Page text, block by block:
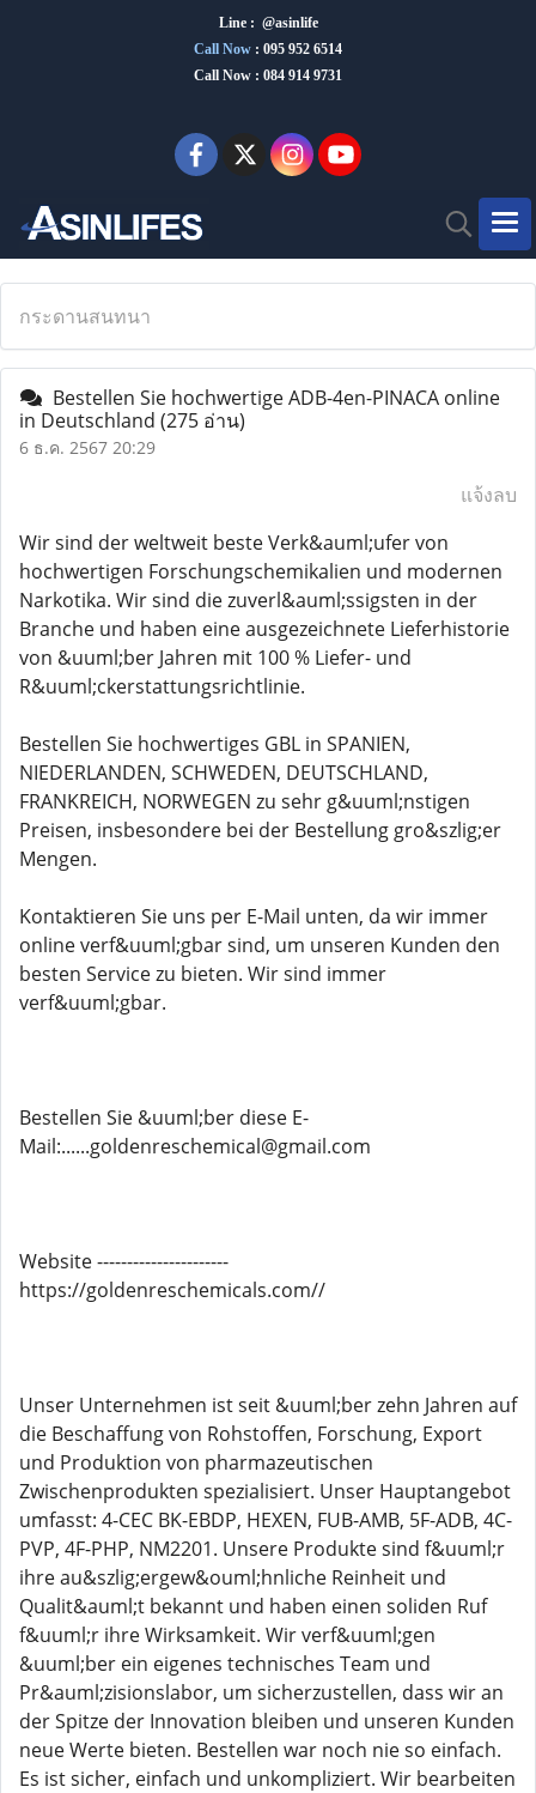
Line : @asinlife
Call Now : 095 952 6514
Call Now : 084 914 9731
กระดานสนทนา
Bestellen Sie hochwertige ADB-4en-PINACA online
in Deutschland (275 อ่าน)
6 ธ.ค. 2567 20:29
แจ้งลบ
Wir sind der weltweit beste Verk&auml;ufer von
hochwertigen Forschungschemikalien und modernen
Narkotika. Wir sind die zuverl&auml;ssigsten in der
Branche und haben eine ausgezeichnete Lieferhistorie
von &uuml;ber Jahren mit 100 % Liefer- und
R&uuml;ckerstattungsrichtlinie.
Bestellen Sie hochwertiges GBL in SPANIEN,
NIEDERLANDEN, SCHWEDEN, DEUTSCHLAND,
FRANKREICH, NORWEGEN zu sehr g&uuml;nstigen
Preisen, insbesondere bei der Bestellung gro&szlig;er
Mengen.
Kontaktieren Sie uns per E-Mail unten, da wir immer
online verf&uuml;gbar sind, um unseren Kunden den
besten Service zu bieten. Wir sind immer
verf&uuml;gbar.
Bestellen Sie &uuml;ber diese E-
Mail:......goldenreschemical@gmail.com
Website ----------------------
https://goldenreschemicals.com//
Unser Unternehmen ist seit &uuml;ber zehn Jahren auf
die Beschaffung von Rohstoffen, Forschung, Export
und Produktion von pharmazeutischen
Zwischenprodukten spezialisiert. Unser Hauptangebot
umfasst: 4-CEC BK-EBDP, HEXEN, FUB-AMB, 5F-ADB, 4C-
PVP, 4F-PHP, NM2201. Unsere Produkte sind f&uuml;r
ihre au&szlig;ergew&ouml;hnliche Reinheit und
Qualit&auml;t bekannt und haben einen soliden Ruf
f&uuml;r ihre Wirksamkeit. Wir verf&uuml;gen
&uuml;ber ein eigenes technisches Team und
Pr&auml;zisionslabor, um sicherzustellen, dass wir an
der Spitze der Innovation bleiben und unseren Kunden
neue Werte bieten. Bestellen war noch nie so einfach.
Es ist sicher, einfach und unkompliziert. Wir bearbeiten